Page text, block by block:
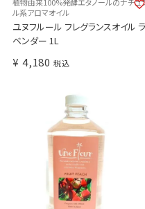
ル系アロマオイル
ユヌフルール フレグランスオイル ラ
ベンダー 1L
¥ 4,180 税込